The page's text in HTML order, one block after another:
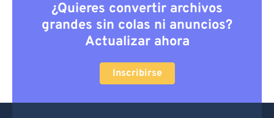
¿Quieres convertir archivos
grandes sin colas ni anuncios?
Actualizar ahora
Inscribirse